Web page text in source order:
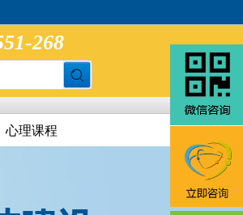
268
心理课程